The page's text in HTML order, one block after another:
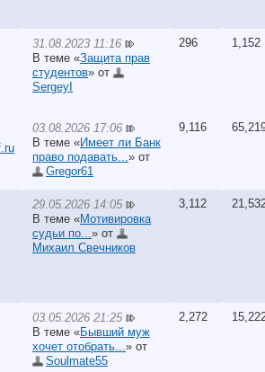
31.08.2023 11:16
В теме «Защита прав
студентов» от
SergeyI
296 1,152
03.08.2026 17:06
В теме «Имеет ли Банк
право подавать... » от
Gregor61
9,116
29.05.2026 14:05
В теме «Мотивировка
судьи по... » от
Михаил Свечников
3,112
03.05.2026 21:25
В теме «Бывший муж
хочет отобрать... » от
Soulmate55
2,272